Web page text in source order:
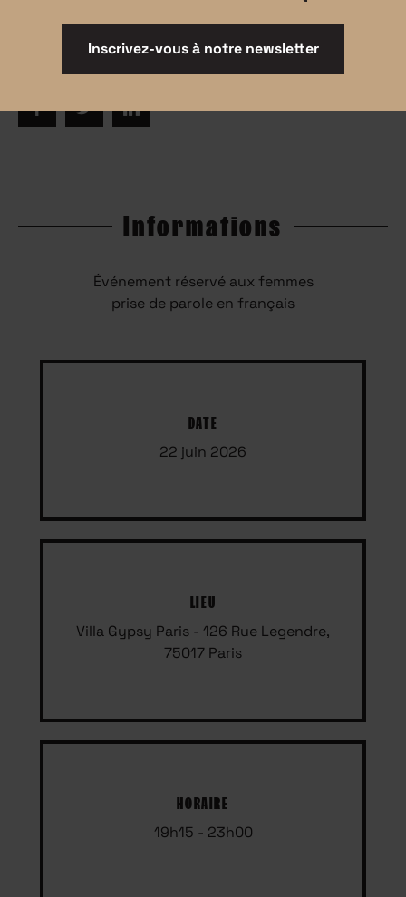
Informations
Événement réservé aux femmes
prise de parole en français
DATE
22 juin 2026
LIEU
Villa Gypsy Paris - 126 Rue Legendre,
75017 Paris
HORAIRE
19h15 - 23h00
Inscrivez-vous à notre newsletter